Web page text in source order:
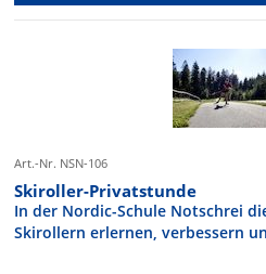
Art.-Nr. NSN-106
Skiroller-Privatstunde
In der Nordic-Schule Notschrei
Skirollern erlernen, verbessern